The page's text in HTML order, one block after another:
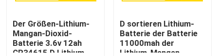
Der Größen-Lithium-
Mangan-Dioxid-
Batterie 3.6v 12ah
CR34615 D Lithium-
D sortieren Lithium-
Batterie der Batterie
11000mah der
Lithium-Mangan-